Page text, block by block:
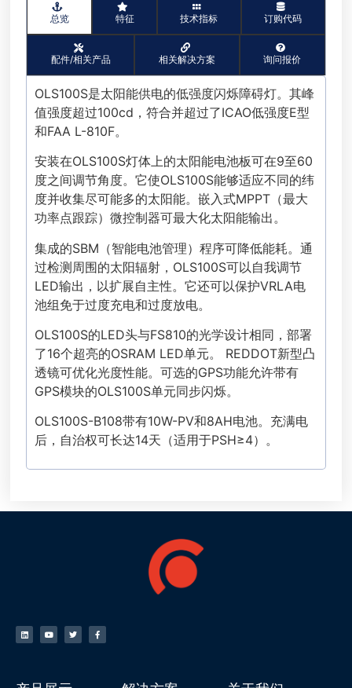
总览 特征 技术指标 订购代码
配件/相关产品 相关解决方案 询问报价
OLS100S是太阳能供电的低强度闪烁障碍灯。其峰
值强度超过100cd，符合并超过了ICAO低强度E型
和FAA L-810F。
安装在OLS100S灯体上的太阳能电池板可在9至60
度之间调节角度。它使OLS100S能够适应不同的纬
度并收集尽可能多的太阳能。嵌入式MPPT（最大
功率点跟踪）微控制器可最大化太阳能输出。
集成的SBM（智能电池管理）程序可降低能耗。通
过检测周围的太阳辐射，OLS100S可以自我调节
LED输出，以扩展自主性。它还可以保护VRLA电
池组免于过度充电和过度放电。
OLS100S的LED头与FS810的光学设计相同，部署
了16个超亮的OSRAM LED单元。 REDDOT新型凸
透镜可优化光度性能。可选的GPS功能允许带有
GPS模块的OLS100S单元同步闪烁。
OLS100S-B108带有10W-PV和8AH电池。充满电
后，自治权可长达14天（适用于PSH≥4）。